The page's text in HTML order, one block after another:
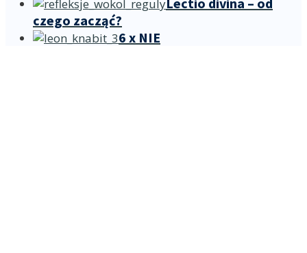
czego zacząć?
6 x NIE